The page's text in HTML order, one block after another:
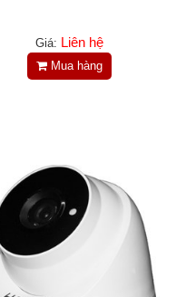
Giá: Liên hệ
Mua hàng